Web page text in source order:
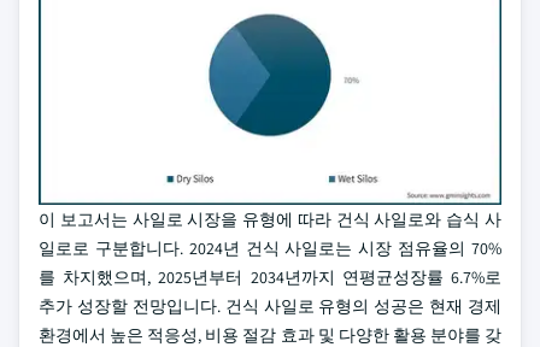
이 보고서는 사일로 시장을 유형에 따라 건식 사일로와 습식 사
일로로 구분합니다. 2024년 건식 사일로는 시장 점유율의 70%
를 차지했으며, 2025년부터 2034년까지 연평균성장률 6.7%로
추가 성장할 전망입니다. 건식 사일로 유형의 성공은 현재 경제
환경에서 높은 적응성, 비용 절감 효과 및 다양한 활용 분야를 갖